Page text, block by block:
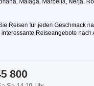
Malaga, Marbella, Nerja,
Reisen für jeden Geschmack
Reiseangebote
800